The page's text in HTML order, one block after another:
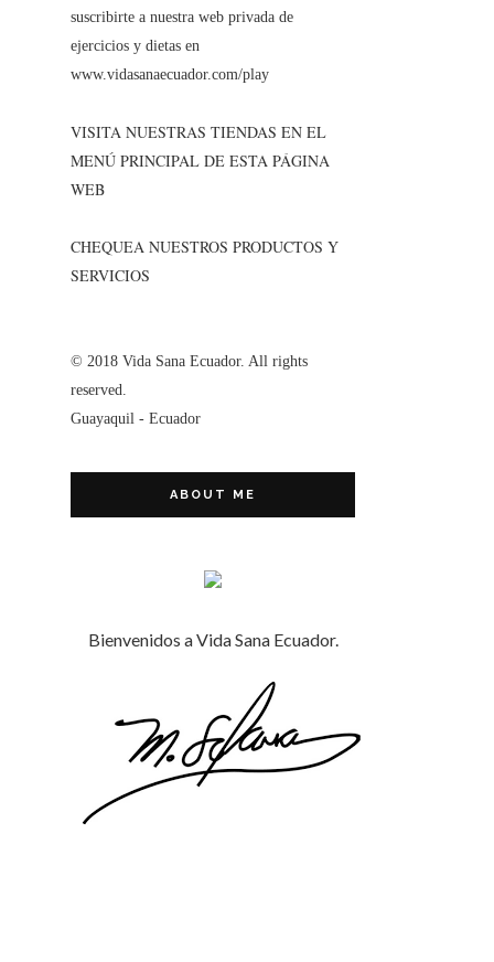
suscribirte a nuestra web privada de
ejercicios y dietas en
www.vidasanaecuador.com/play
VISITA NUESTRAS TIENDAS EN EL
MENÚ PRINCIPAL DE ESTA PÁGINA
WEB
CHEQUEA NUESTROS PRODUCTOS Y
SERVICIOS
© 2018 Vida Sana Ecuador. All rights
reserved.
Guayaquil - Ecuador
ABOUT ME
Bienvenidos a Vida Sana Ecuador.